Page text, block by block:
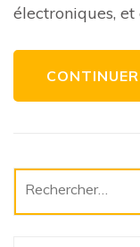
électroniques, et
Rechercher :